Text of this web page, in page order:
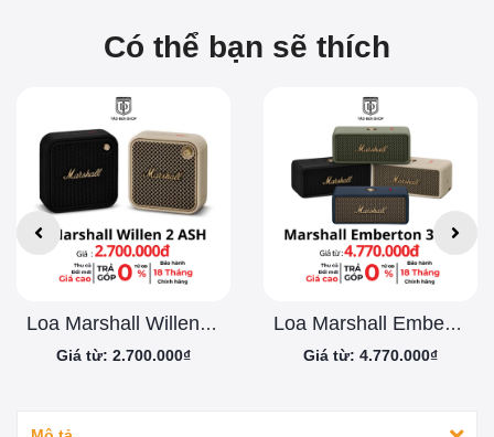
Có thể bạn sẽ thích
Loa Marshall Willen 2 ( II ) ASH
Giá từ: 2.700.000₫
Loa Marshall Emberton 3 ( III ) ASH
Giá từ: 4.770.000₫